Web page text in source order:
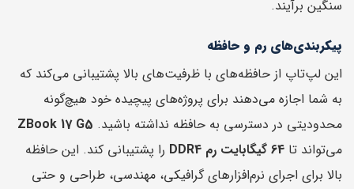
سنگین برآیند.
پیکربندی‌های رم و حافظه
این لپ‌تاپ از حافظه‌های با ظرفیت‌های بالا پشتیبانی می‌کند که
به شما اجازه می‌دهند برای پروژه‌های پیچیده خود هیچ‌گونه
محدودیتی در دسترسی به حافظه نداشته باشید. ZBook 17 G5
می‌تواند تا 64 گیگابایت رم DDR4
را پشتیبانی کند. این حافظه
بالا برای اجرای نرم‌افزارهای گرافیکی، مهندسی، طراحی و حتی